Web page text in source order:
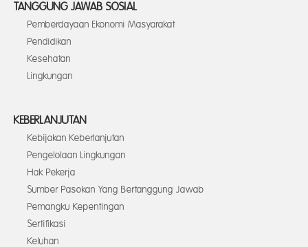
TANGGUNG JAWAB SOSIAL
Pemberdayaan Ekonomi Masyarakat
Pendidikan
Kesehatan
Lingkungan
KEBERLANJUTAN
Kebijakan Keberlanjutan
Pengelolaan Lingkungan
Hak Pekerja
Sumber Pasokan Yang Bertanggung Jawab
Pemangku Kepentingan
Sertifikasi
Keluhan